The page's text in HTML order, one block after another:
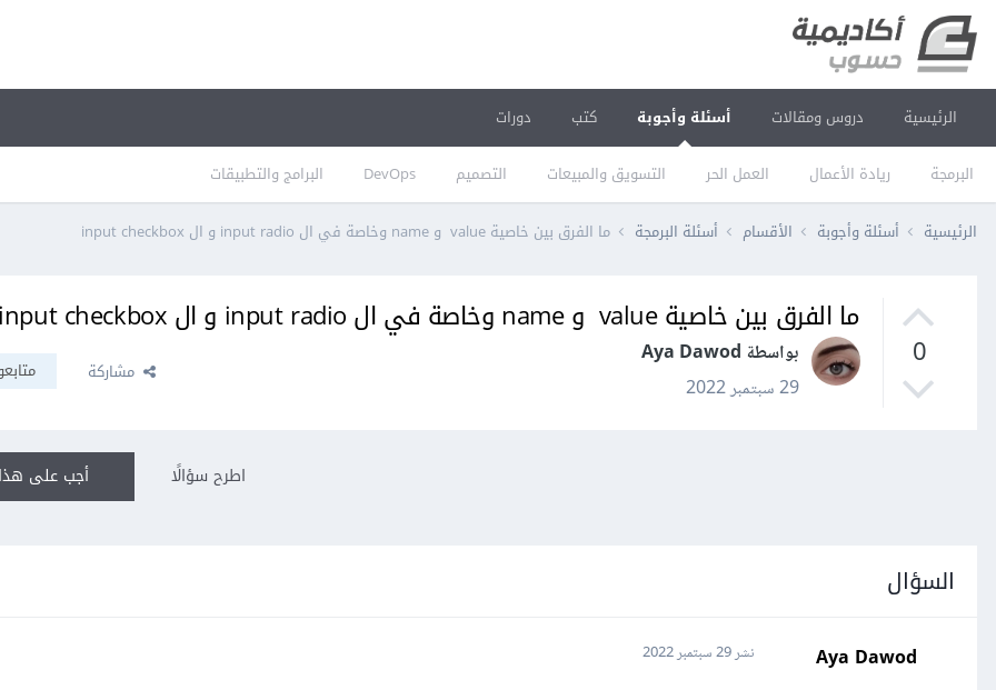
الرئيسية دروس ومقالات أسئلة وأجوبة
البرمجة ريادة الأعمال العمل الحر التسويق والمبيعات التصميم DevOps البرامج والتطبيقات
كتب دورات
الرئيسية أسئلة وأجوبة الأقسام أسئلة البرمجة ما الفرق بين خاصية value و name وخاصة في ال input radio و ال input checkbox
0
ما الفرق بين خاصية value و name وخاصة في ال input radio و ال input checkbox
بواسطة Aya Dawod
29 سبتمبر 2022
مشاركة
أجب على اطرح سؤالًا
السؤال
Aya Dawod نشر29 سبتمبر 2022